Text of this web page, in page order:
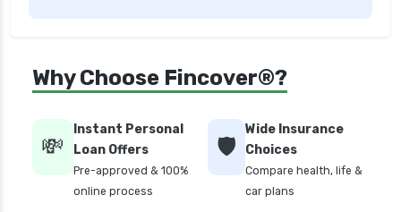
Why Choose Fincover®?
💸
Instant Personal
Loan Offers
Pre-approved & 100%
online process
🛡️
Wide Insurance
Choices
Compare health, life &
car plans